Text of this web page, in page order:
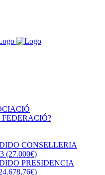
CONSELLERIA
(27.000€)
PRESIDENCIA